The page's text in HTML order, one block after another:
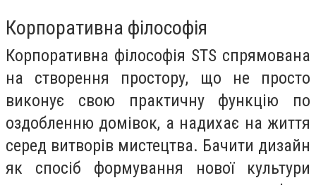
Корпоративна філософія
Корпоративна філософія STS спрямована
на створення простору, що не просто
виконує свою практичну функцію по
оздобленню домівок, а надихає на життя
серед витворів мистецтва. Бачити дизайн
як спосіб формування нової культури